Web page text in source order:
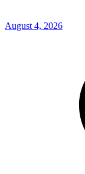
August 4, 2026